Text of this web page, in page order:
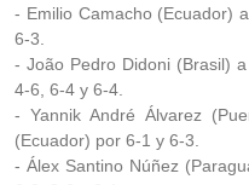
- Emilio Camacho (Ecuador)
6-3.
- João Pedro Didoni (Brasil)
4-6, 6-4 y 6-4.
- Yannik André Álvarez
(Ecuador) por 6-1 y 6-3.
- Álex Santino Núñez